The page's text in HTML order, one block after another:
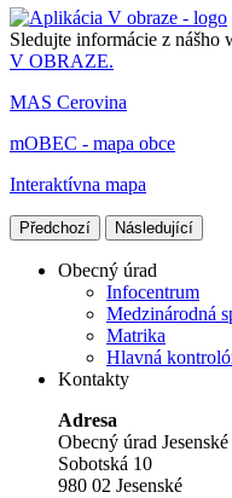
Sledujte informácie z nášho
V OBRAZE.
MAS Cerovina
mOBEC - mapa obce
Interaktívna mapa
Předchozí Následující
Obecný úrad
Infocentrum
Medzinárodná
Matrika
Hlavná
Kontakty
Adresa
Obecný úrad Jesenské
Sobotská 10
980 02 Jesenské